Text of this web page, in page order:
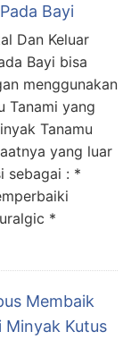
Bayi
Dan Keluar
Bayi bisa
menggunakan
Tanami yang
Tanamu
yang luar
sebagai : *
*
Membaik
Minyak Kutus